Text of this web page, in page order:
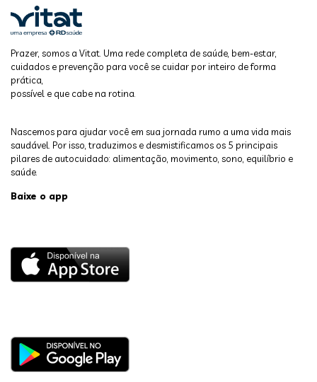
Prazer, somos a Vitat. Uma rede completa de saúde, bem-estar,
cuidados e prevenção para você se cuidar por inteiro de forma
prática,
possível e que cabe na rotina.
Nascemos para ajudar você em sua jornada rumo a uma vida mais
saudável. Por isso, traduzimos e desmistificamos os 5 principais
pilares de autocuidado: alimentação, movimento, sono, equilíbrio e
saúde.
Baixe o app